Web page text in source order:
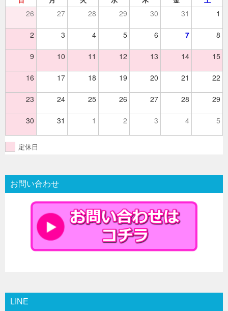
26 27 28 29 30 31 1
2 3 4 5 6 7 8
9 10 11 12 13 14 15
16 17 18 19 20 21 22
23 24 25 26 27 28 29
30 31 1 2 3 4 5
定休日
お問い合わせ
LINE